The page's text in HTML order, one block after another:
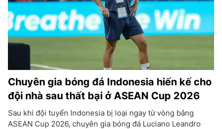
Chuyên gia bóng đá Indonesia hiến kế cho
đội nhà sau thất bại ở ASEAN Cup 2026
Sau khi đội tuyển Indonesia bị loại ngay từ vòng bảng
ASEAN Cup 2026, chuyên gia bóng đá Luciano Leandro